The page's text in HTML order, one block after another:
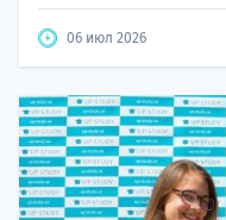
06 июл 2026